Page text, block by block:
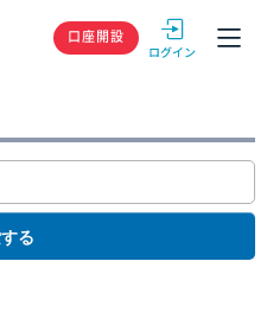
GMOクリック
口座開設
る